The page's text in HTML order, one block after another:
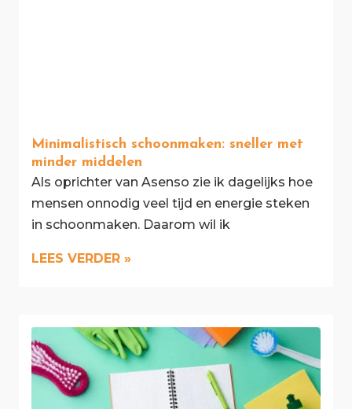
Minimalistisch schoonmaken: sneller met
minder middelen
Als oprichter van Asenso zie ik dagelijks hoe
mensen onnodig veel tijd en energie steken
in schoonmaken. Daarom wil ik
LEES VERDER »